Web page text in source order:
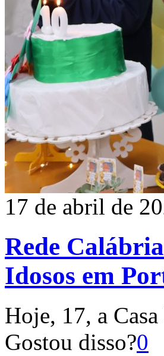
17 de abril de
Rede
Idosos em
Hoje, 17, a
Gostou disso?0